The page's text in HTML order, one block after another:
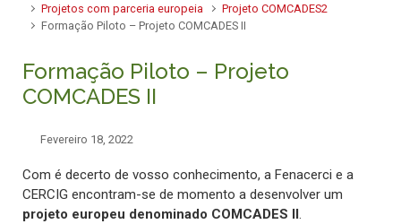
Projetos com parceria europeia
Projeto COMCADES2
Formação Piloto – Projeto COMCADES II
Formação Piloto – Projeto
COMCADES II
Fevereiro 18, 2022
Com é decerto de vosso conhecimento, a Fenacerci e a
CERCIG encontram-se de momento a desenvolver um
projeto europeu denominado COMCADES II .